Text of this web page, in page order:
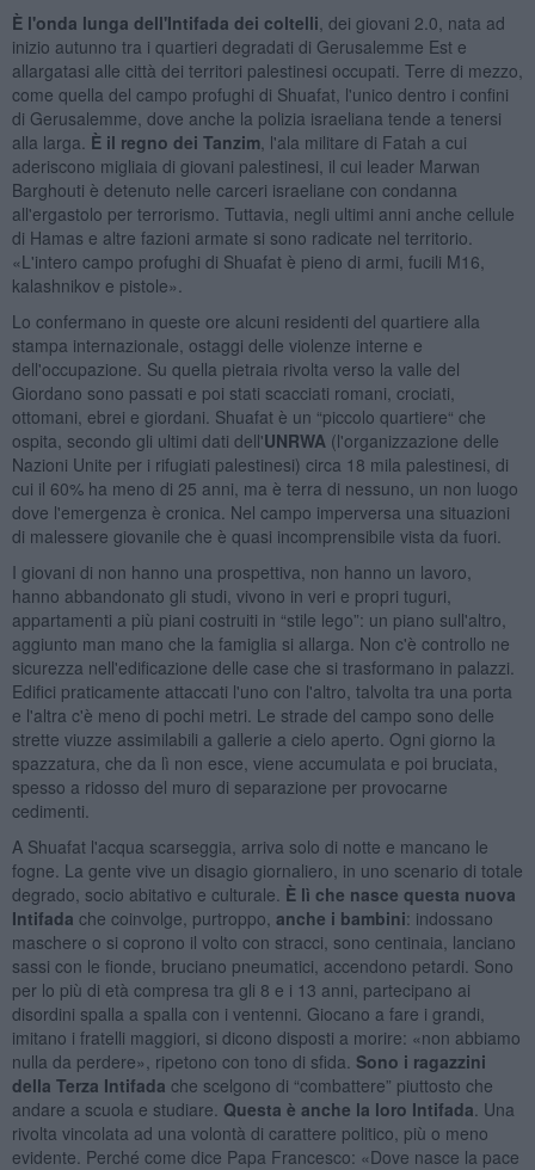
È l'onda lunga dell'Intifada dei coltelli , dei giovani 2.0, nata ad
inizio autunno tra i quartieri degradati di Gerusalemme Est e
allargatasi alle città dei territori palestinesi occupati. Terre di mezzo,
come quella del campo profughi di Shuafat, l'unico dentro i confini
di Gerusalemme, dove anche la polizia israeliana tende a tenersi
alla larga. È il regno dei Tanzim, l'ala militare di Fatah a cui
aderiscono migliaia di giovani palestinesi, il cui leader Marwan
Barghouti è detenuto nelle carceri israeliane con condanna
all'ergastolo per terrorismo. Tuttavia, negli ultimi anni anche cellule
di Hamas e altre fazioni armate si sono radicate nel territorio.
«L'intero campo profughi di Shuafat è pieno di armi, fucili M16,
kalashnikov e pistole».
Lo confermano in queste ore alcuni residenti del quartiere alla
stampa internazionale, ostaggi delle violenze interne e
dell'occupazione. Su quella pietraia rivolta verso la valle del
Giordano sono passati e poi stati scacciati romani, crociati,
ottomani, ebrei e giordani. Shuafat è un “piccolo quartiere“ che
ospita, secondo gli ultimi dati dell'UNRWA (l'organizzazione delle
Nazioni Unite per i rifugiati palestinesi) circa 18 mila palestinesi, di
cui il 60% ha meno di 25 anni, ma è terra di nessuno, un non luogo
dove l'emergenza è cronica. Nel campo imperversa una situazioni
di malessere giovanile che è quasi incomprensibile vista da fuori.
I giovani di non hanno una prospettiva, non hanno un lavoro,
hanno abbandonato gli studi, vivono in veri e propri tuguri,
appartamenti a più piani costruiti in “stile lego”: un piano sull'altro,
aggiunto man mano che la famiglia si allarga. Non c'è controllo ne
sicurezza nell'edificazione delle case che si trasformano in palazzi.
Edifici praticamente attaccati l'uno con l'altro, talvolta tra una porta
e l'altra c'è meno di pochi metri. Le strade del campo sono delle
strette viuzze assimilabili a gallerie a cielo aperto. Ogni giorno la
spazzatura, che da lì non esce, viene accumulata e poi bruciata,
spesso a ridosso del muro di separazione per provocarne
cedimenti.
A Shuafat l'acqua scarseggia, arriva solo di notte e mancano le
fogne. La gente vive un disagio giornaliero, in uno scenario di totale
degrado, socio abitativo e culturale. È lì che nasce questa nuova
Intifada che coinvolge, purtroppo, anche i bambini: indossano
maschere o si coprono il volto con stracci, sono centinaia, lanciano
sassi con le fionde, bruciano pneumatici, accendono petardi. Sono
per lo più di età compresa tra gli 8 e i 13 anni, partecipano ai
disordini spalla a spalla con i ventenni. Giocano a fare i grandi,
imitano i fratelli maggiori, si dicono disposti a morire: «non abbiamo
nulla da perdere», ripetono con tono di sfida. Sono i ragazzini
della Terza Intifada che scelgono di “combattere” piuttosto che
andare a scuola e studiare. Questa è anche la loro Intifada . Una
rivolta vincolata ad una volontà di carattere politico, più o meno
evidente. Perché come dice Papa Francesco: «Dove nasce la pace